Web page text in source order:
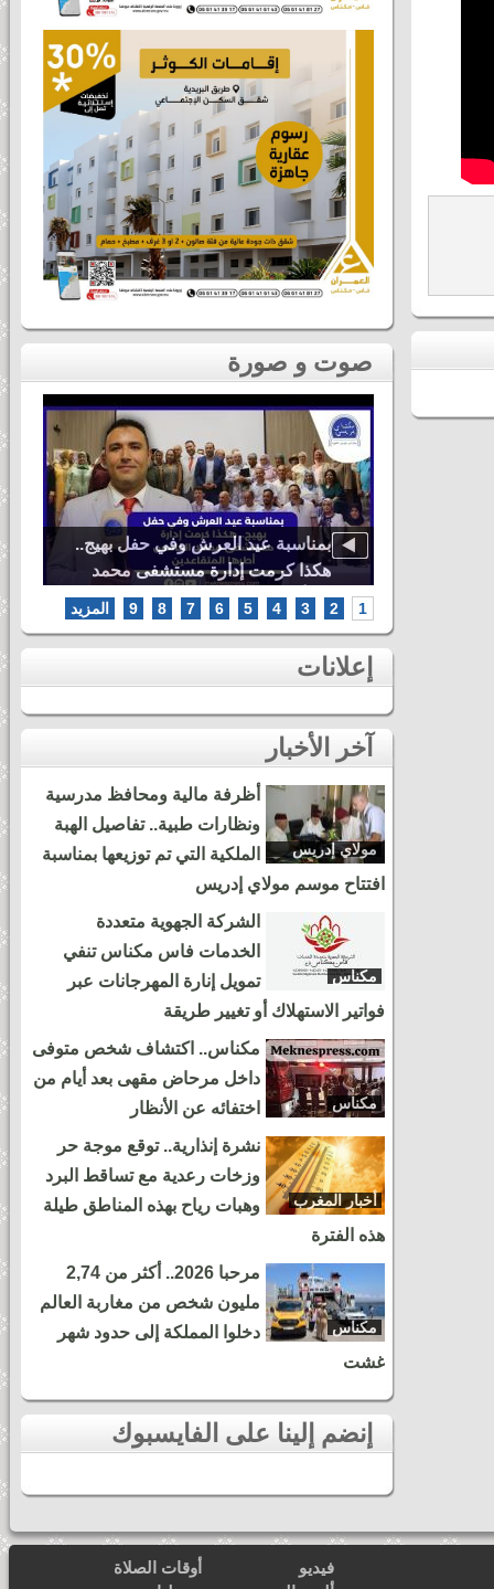
بمناسبة عيد العرش وفي حفل بهيج..
هكذا كرمت إدارة مستشفى محمد
الخامس أطرها المتقاعدين
1
2
3
4
5
6
7
8
9 المزيد
مولاي إدريس
زرهون
أظرفة مالية ومحافظ مدرسية
ونظارات طبية.. تفاصيل الهبة
الملكية التي تم توزيعها بمناسبة
افتتاح موسم مولاي إدريس
مكناس
الشركة الجهوية متعددة
الخدمات فاس مكناس تنفي
تمويل إنارة المهرجانات عبر
فواتير الاستهلاك أو تغيير طريقة
مكناس
مكناس.. اكتشاف شخص متوفى
داخل مرحاض مقهى بعد أيام من
اختفائه عن الأنظار
أخبار المغرب
نشرة إنذارية.. توقع موجة حر
وزخات رعدية مع تساقط البرد
وهبات رياح بهذه المناطق طيلة
هذه الفترة
مكناس
مرحبا 2026.. أكثر من 2,74
مليون شخص من مغاربة العالم
دخلوا المملكة إلى حدود شهر
غشت
فيديو
أوقات الصلاة